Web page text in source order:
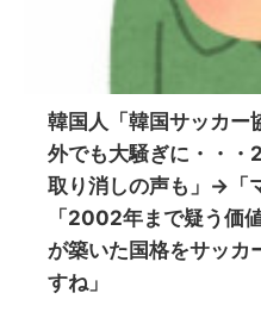
韓国人「韓国サッカー
外でも大騒ぎに・・
取り消しの声も」→「
「2002年まで疑う価
が築いた国格をサッカ
すね」